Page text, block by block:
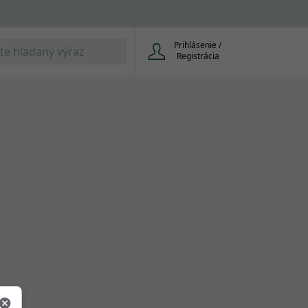
Prihlásenie /
Registrácia